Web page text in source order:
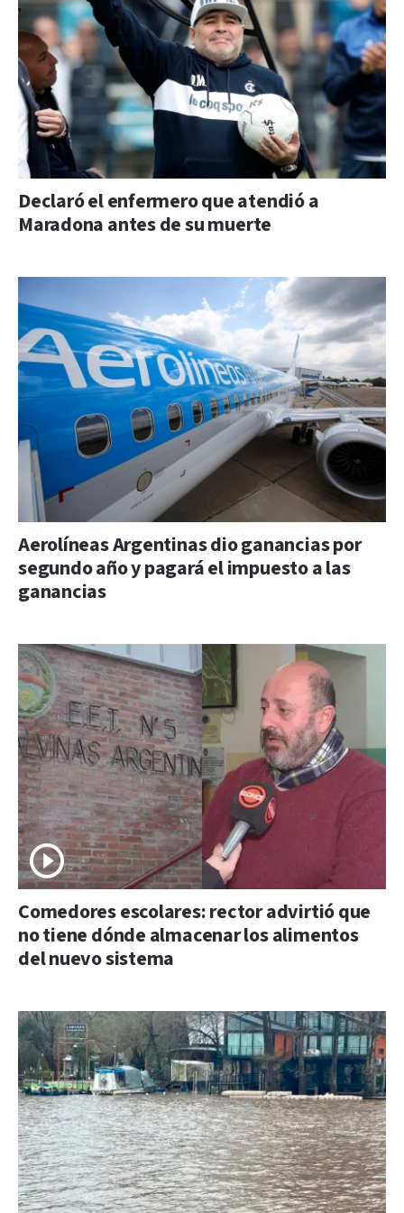
Declaró el enfermero que atendió a
Maradona antes de su muerte
Aerolíneas Argentinas dio ganancias por
segundo año y pagará el impuesto a las
ganancias
Comedores escolares: rector advirtió que
no tiene dónde almacenar los alimentos
del nuevo sistema